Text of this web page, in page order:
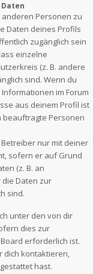
anderen Personen zu
Daten deines Profils
zugänglich sein
einzelne
(z. B. andere
sind. Wenn du
im Forum
aus deinem Profil ist
beauftragte Personen
nur mit deiner
sofern er auf Grund
(z. B. an
Daten zur
sind.
unter den von dir
dies zur
erforderlich ist.
dich kontaktieren,
hast.